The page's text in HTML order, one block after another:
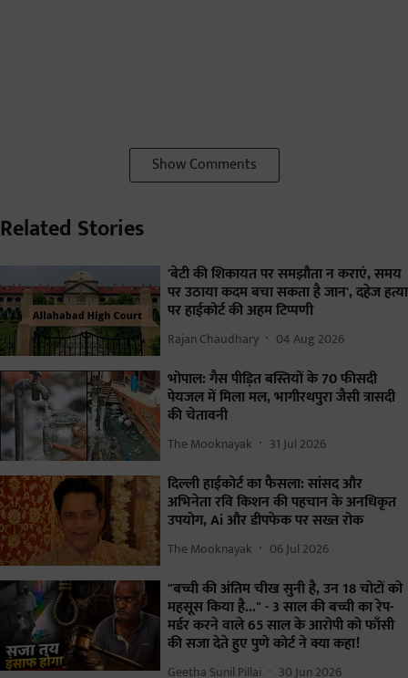
Show Comments
Related Stories
'बेटी की शिकायत पर समझौता न कराएं, समय
पर उठाया कदम बचा सकता है जान', दहेज हत्या
पर हाईकोर्ट की अहम टिप्पणी
Rajan Chaudhary 04 Aug 2026
भोपाल: गैस पीड़ित बस्तियों के 70 फीसदी
पेयजल में मिला मल, भागीरथपुरा जैसी त्रासदी
की चेतावनी
The Mooknayak 31 Jul 2026
दिल्ली हाईकोर्ट का फैसला: सांसद और
अभिनेता रवि किशन की पहचान के अनधिकृत
उपयोग, Ai और डीपफेक पर सख्त रोक
The Mooknayak 06 Jul 2026
"बच्ची की अंतिम चीख सुनी है, उन 18 चोटों को
महसूस किया है..." - 3 साल की बच्ची का रेप-
मर्डर करने वाले 65 साल के आरोपी को फाँसी
की सजा देते हुए पुणे कोर्ट ने क्या कहा!
Geetha Sunil Pillai 30 Jun 2026